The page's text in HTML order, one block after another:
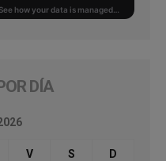
DÍA
V S D